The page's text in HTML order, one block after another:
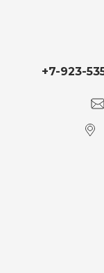
+7-923-